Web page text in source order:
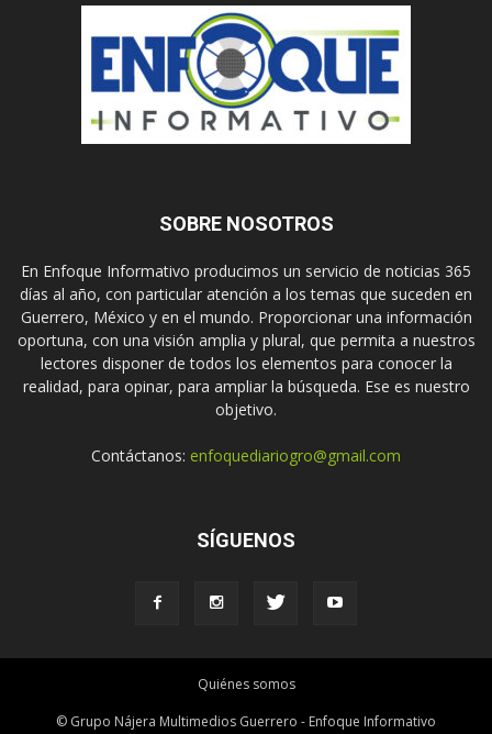
SOBRE NOSOTROS
En Enfoque Informativo producimos un servicio de noticias 365
días al año, con particular atención a los temas que suceden en
Guerrero, México y en el mundo. Proporcionar una información
oportuna, con una visión amplia y plural, que permita a nuestros
lectores disponer de todos los elementos para conocer la
realidad, para opinar, para ampliar la búsqueda. Ese es nuestro
objetivo.
Contáctanos: enfoquediariogro@gmail.com
SÍGUENOS
Quiénes somos
© Grupo Nájera Multimedios Guerrero - Enfoque Informativo